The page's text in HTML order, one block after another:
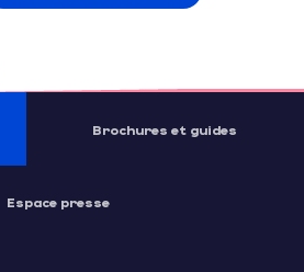
Brochures et guides
Espace presse